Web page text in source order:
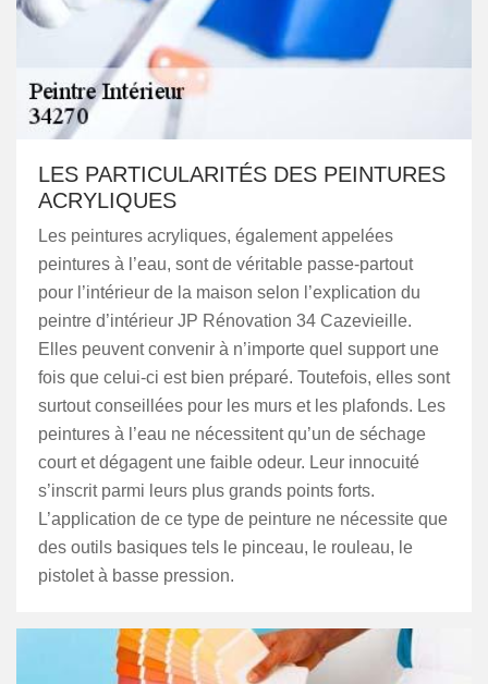
LES PARTICULARITÉS DES PEINTURES
ACRYLIQUES
Les peintures acryliques, également appelées
peintures à l’eau, sont de véritable passe-partout
pour l’intérieur de la maison selon l’explication du
peintre d’intérieur JP Rénovation 34 Cazevieille.
Elles peuvent convenir à n’importe quel support une
fois que celui-ci est bien préparé. Toutefois, elles sont
surtout conseillées pour les murs et les plafonds. Les
peintures à l’eau ne nécessitent qu’un de séchage
court et dégagent une faible odeur. Leur innocuité
s’inscrit parmi leurs plus grands points forts.
L’application de ce type de peinture ne nécessite que
des outils basiques tels le pinceau, le rouleau, le
pistolet à basse pression.